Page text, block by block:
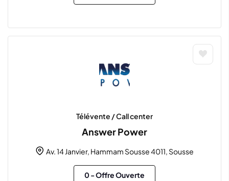
Télévente / Call center
Answer Power
Av. 14 Janvier, Hammam Sousse 4011, Sousse
0- Offre Ouverte